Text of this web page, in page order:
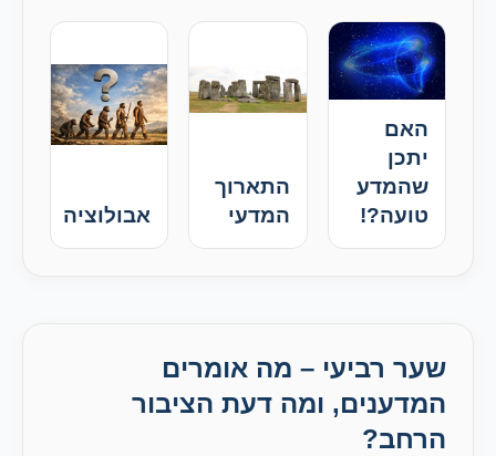
האם
יתכן
שהמדע
טועה?!
התארוך
המדעי
אבולוציה
שער רביעי – מה אומרים
המדענים, ומה דעת הציבור
הרחב?